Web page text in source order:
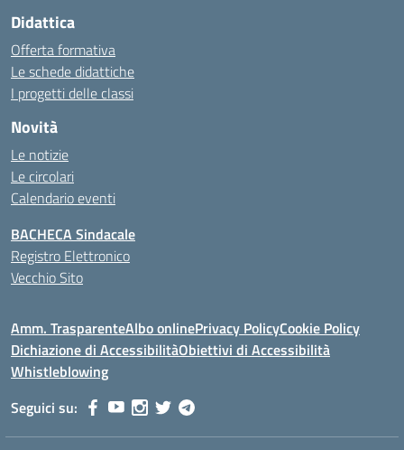
Didattica
Offerta formativa
Le schede didattiche
I progetti delle classi
Novità
Le notizie
Le circolari
Calendario eventi
BACHECA Sindacale
Registro Elettronico
Vecchio Sito
Amm. TrasparenteAlbo onlinePrivacy PolicyCookie Policy
Dichiazione di AccessibilitàObiettivi di Accessibilità
Whistleblowing
Seguici su: